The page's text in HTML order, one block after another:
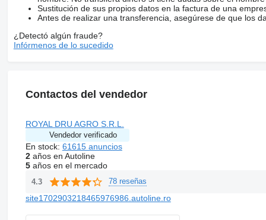
Sustitución de sus propios datos en la factura de una
Antes de realizar una transferencia, asegúrese de que los
¿Detectó algún fraude?
Infórmenos de lo sucedido
Contactos del vendedor
ROYAL DRU AGRO S.R.L.
Vendedor verificado
En stock: 61615 anuncios
2años en Autoline
5años en el mercado
4.3 78 reseñas
site1702903218465976986.autoline.ro